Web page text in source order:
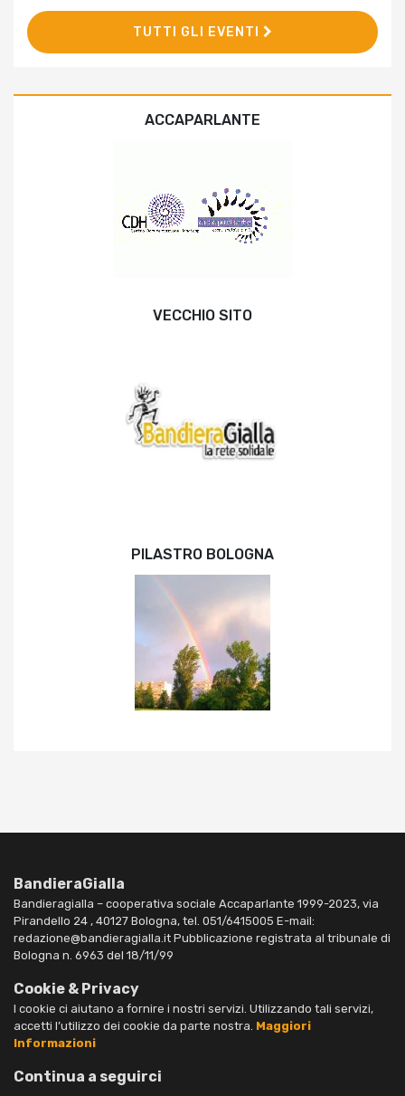
TUTTI GLI EVENTI
ACCAPARLANTE
VECCHIO SITO
PILASTRO BOLOGNA
BandieraGialla
Bandieragialla – cooperativa sociale Accaparlante 1999-2023, via
Pirandello 24 , 40127 Bologna, tel. 051/6415005 E-mail:
redazione@bandieragialla.it Pubblicazione registrata al tribunale di
Bologna n. 6963 del 18/11/99
Cookie & Privacy
I cookie ci aiutano a fornire i nostri servizi. Utilizzando tali servizi,
accetti l’utilizzo dei cookie da parte nostra. Maggiori
Informazioni
Continua a seguirci